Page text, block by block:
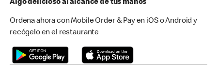
Algo delicioso al alcance de tus manos
Ordena ahora con Mobile Order & Pay en iOS o Android y
recógelo en el restaurante